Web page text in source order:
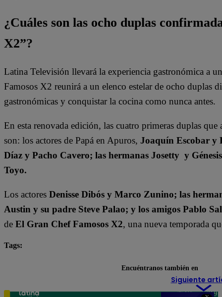
¿Cuáles son las ocho duplas
X2”?
Latina Televisión llevará la experiencia gastronómica a
Famosos X2 reunirá a un elenco estelar de ocho duplas
gastronómicas y conquistar la cocina como nunca antes.
En esta renovada edición, las cuatro primeras duplas
son: los actores de Papá en Apuros, Joaquín Escobar y
Díaz y Pacho Cavero; las hermanas Josetty y
Toyo.
Los actores Denisse Dibós y Marco Zunino; las
Austin y su padre Steve Palao; y los amigos Pablo
de El Gran Chef Famosos X2, una nueva temporada
Tags:
Siguiente
Encuéntranos también en
Teléfono: 219